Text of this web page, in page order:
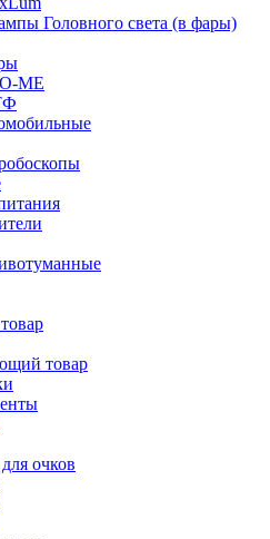
Головного света (в фары)
ME
товар
очков